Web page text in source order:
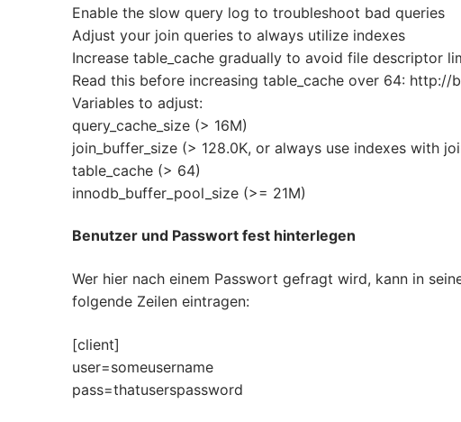
Enable the slow query log to troubleshoot bad queries
Adjust your join queries to always utilize indexes
Increase table_cache gradually to avoid file descriptor
Read this before increasing table_cache over 64: http://
Variables to adjust:
query_cache_size (> 16M)
join_buffer_size (> 128.0K, or always use indexes with
table_cache (> 64)
innodb_buffer_pool_size (>= 21M)
Benutzer und Passwort fest hinterlegen
Wer hier nach einem Passwort gefragt wird, kann in
folgende Zeilen eintragen:
[client]
user=someusername
pass=thatuserspassword